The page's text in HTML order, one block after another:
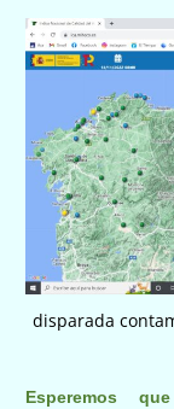
disparada
Esperemos